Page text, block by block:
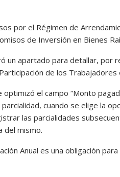
por el Régimen de
de Inversión en Bienes
un apartado para detallar, por
de los
optimizó el campo “Monto
cuando se elige la
las parcialidades
del mismo.
Anual es una obligación